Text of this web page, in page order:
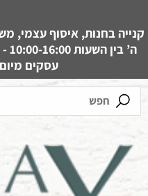
קנייה בחנות, איסוף עצמי,
עסקים